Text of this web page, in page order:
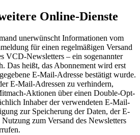
Online-Dienste
unerwünscht Informationen vom
für einen regelmäßigen Versand
VCD-Newsletters – ein sogenannter
Das heißt, das Abonnement wird erst
E-Mail-Adresse bestätigt wurde.
E-Mail-Adressen zu verhindern,
Aktionen über einen Double-Opt-
Inhaber der verwendeten E-Mail-
zur Speicherung der Daten, der E-
zum Versand des Newsletters